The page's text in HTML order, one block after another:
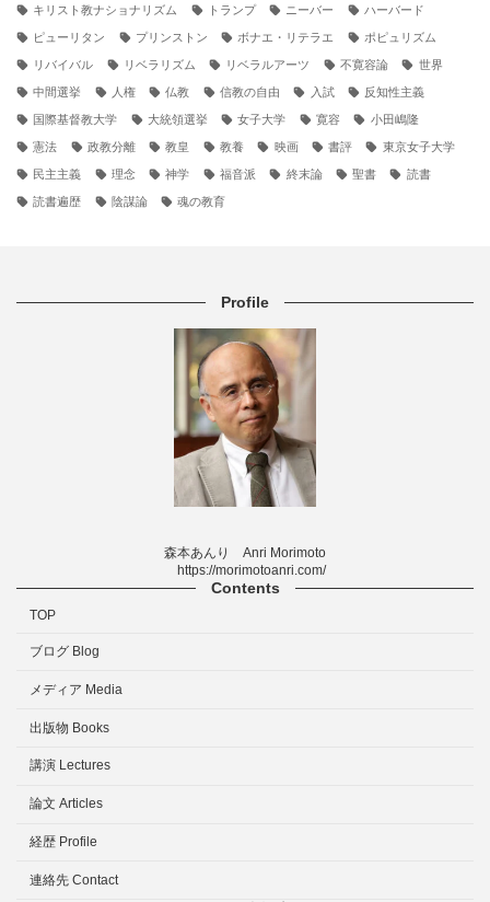
キリスト教ナショナリズム トランプ ニーバー ハーバード
ピューリタン プリンストン ボナエ・リテラエ ポピュリズム
リバイバル リベラリズム リベラルアーツ 不寛容論 世界
中間選挙 人権 仏教 信教の自由 入試 反知性主義
国際基督教大学 大統領選挙 女子大学 寛容 小田嶋隆
憲法 政教分離 教皇 教養 映画 書評 東京女子大学
民主主義 理念 神学 福音派 終末論 聖書 読書
読書遍歴 陰謀論 魂の教育
Profile
森本あんり Anri Morimoto
https://morimotoanri.com/
Contents
TOP
ブログ Blog
メディア Media
出版物 Books
講演 Lectures
論文 Articles
経歴 Profile
連絡先 Contact